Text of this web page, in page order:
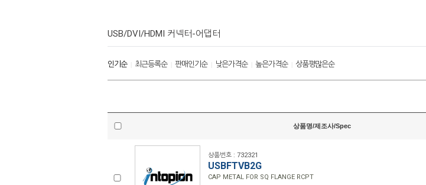
USB/DVI/HDMI 커넥터-어댑터
인기순| 최근등록순| 판매인기순| 낮은가격순| 높은가격순| 상품평많은순
상품명/제조사/Spec
상품번호 : 732321
USBFTVB2G
CAP METAL FOR SQ FLANGE RCPT